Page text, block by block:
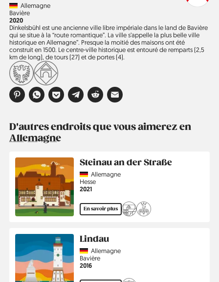
CountryAllemagne
Région
Bavière
Année
2020
Dinkelsbühl est une ancienne ville libre impériale dans le land de Bavière
qui se situe à la “route romantique”. La ville s’appelle la plus belle ville
historique en Allemagne”. Presque la moitié des maisons ont été
construit en 1500. Le centre-ville historique est entouré de remparts (2,5
km de long), de tours (27) et de portes (4).
D'autres endroits que vous aimerez en
Allemagne
Steinau an der Straße
CountryAllemagne
Région
Hesse
Année
2021
En savoir plus
Lindau
CountryAllemagne
Région
Bavière
Année
2016